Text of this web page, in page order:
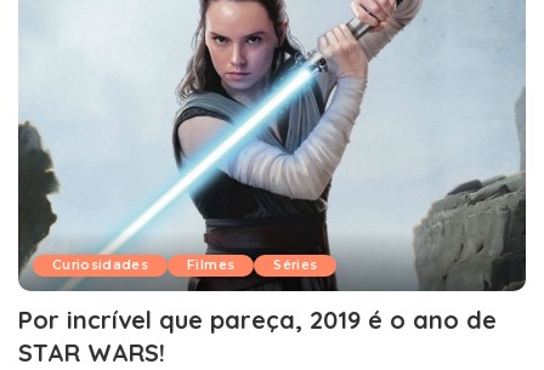
Curiosidades Filmes Séries
Por incrível que pareça, 2019 é o ano de
STAR WARS!